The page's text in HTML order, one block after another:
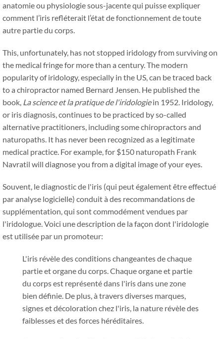
anatomie ou physiologie sous-jacente qui puisse expliquer
comment l’iris refléterait l’état de fonctionnement de toute
autre partie du corps.
This, unfortunately, has not stopped iridology from surviving on
the medical fringe for more than a century. The modern
popularity of iridology, especially in the US, can be traced back
to a chiropractor named Bernard Jensen. He published the
book, La science et la pratique de l'iridologie in 1952. Iridology,
or iris diagnosis, continues to be practiced by so-called
alternative practitioners, including some chiropractors and
naturopaths. It has never been recognized as a legitimate
medical practice. For example, for $150 naturopath Frank
Navratil will diagnose you from a digital image of your eyes.
Souvent, le diagnostic de l'iris (qui peut également être effectué
par analyse logicielle) conduit à des recommandations de
supplémentation, qui sont commodément vendues par
l'iridologue. Voici une description de la façon dont l'iridologie
est utilisée par un promoteur:
L'iris révèle des conditions changeantes de chaque
partie et organe du corps. Chaque organe et partie
du corps est représenté dans l'iris dans une zone
bien définie. De plus, à travers diverses marques,
signes et décoloration chez l'iris, la nature révèle des
faiblesses et des forces héréditaires.